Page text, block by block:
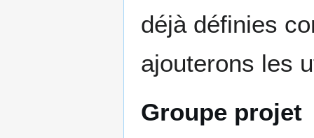
déjà définies
ajouterons les
Groupe projet